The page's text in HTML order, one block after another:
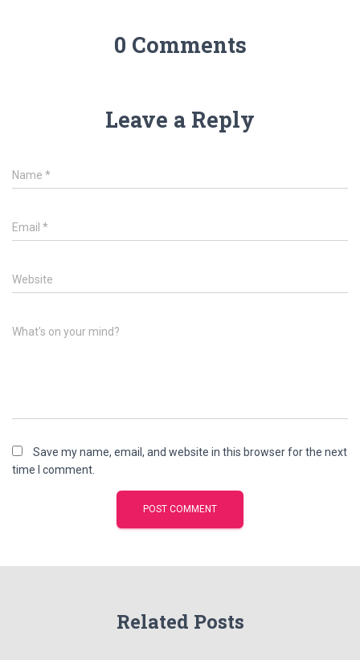
0 Comments
Leave a Reply
Name *
Email *
Website
What's on your mind?
Save my name, email, and website in this browser for the next
time I comment.
Related Posts